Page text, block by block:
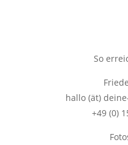
So
hallo (ät)
+49 (0)